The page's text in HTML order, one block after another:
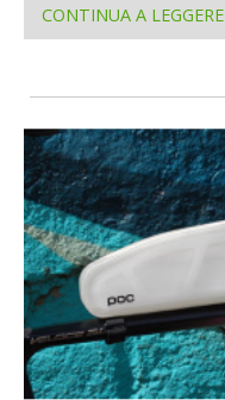
CONTINUA A LEGGERE